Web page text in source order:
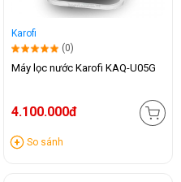
Karofi
(0)
Máy lọc nước Karofi KAQ-U05G
4.100.000đ
So sánh